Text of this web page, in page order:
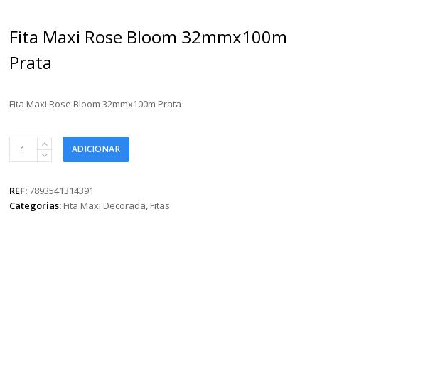
Fita Maxi Rose Bloom 32mmx100m
Prata
Fita Maxi Rose Bloom 32mmx100m Prata
Bloom
32mmx100m
ADICIONAR
REF:7893541314391
Categorias: Fita Maxi Decorada, Fitas